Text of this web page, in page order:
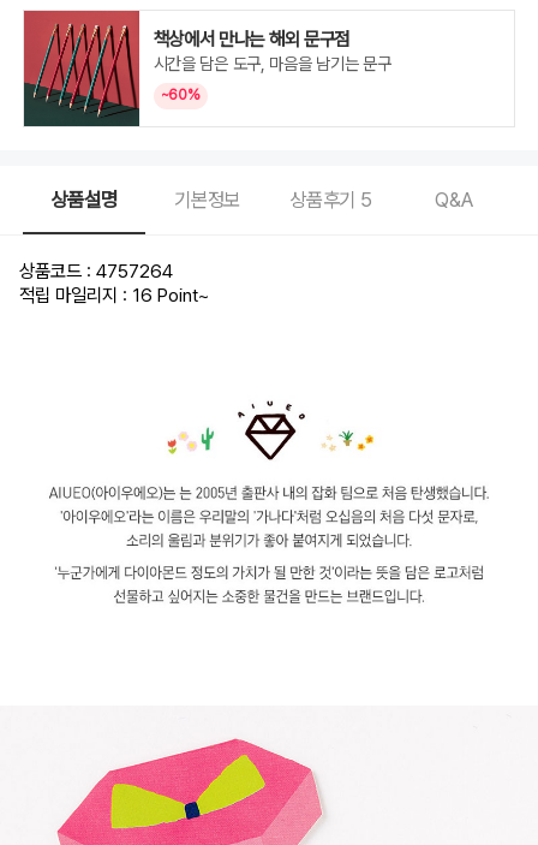
책상에서 만나는 해외 문구점
시간을 담은 도구, 마음을 남기는 문구
~60%
상품설명 기본정보 상품후기 5 Q&A
상품코드 : 4757264
적립 마일리지 : 16 Point~